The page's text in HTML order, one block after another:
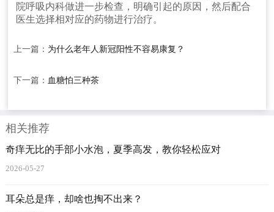
院呼吸内科做进一步检查，明确引起的原因，然后配合
医生选择相对应的药物进行治疗。
上一篇： 为什么老年人新冠阳性不容易康复？
下一篇： 血糖怕三种茶
相关推荐
奇痒无比的手部小水泡，夏季高发，教你轻松应对
2026-05-27
耳朵总是痒，却啥也掏不出来？